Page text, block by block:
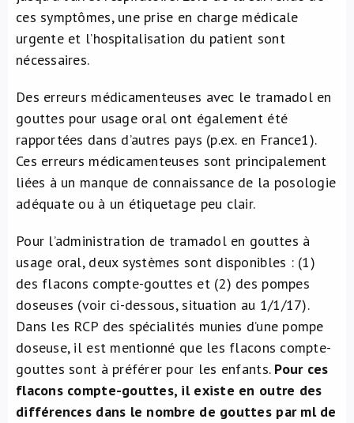
ces symptômes, une prise en charge médicale
urgente et l’hospitalisation du patient sont
nécessaires.
Des erreurs médicamenteuses avec le tramadol en
gouttes pour usage oral ont également été
rapportées dans d’autres pays (p.ex. en France1).
Ces erreurs médicamenteuses sont principalement
liées à un manque de connaissance de la posologie
adéquate ou à un étiquetage peu clair.
Pour l’administration de tramadol en gouttes à
usage oral, deux systèmes sont disponibles : (1)
des flacons compte-gouttes et (2) des pompes
doseuses (voir ci-dessous, situation au 1/1/17).
Dans les RCP des spécialités munies d’une pompe
doseuse, il est mentionné que les flacons compte-
gouttes sont à préférer pour les enfants. Pour ces
flacons compte-gouttes, il existe en outre des
différences dans le nombre de gouttes par ml de